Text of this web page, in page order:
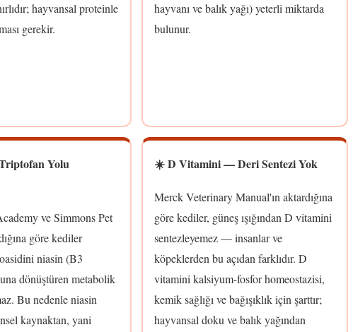
hayvansal proteinle
gerekir.
hayvanı ve balık yağı) yeterli miktarda
bulunur.
Yolu
ve Simmons Pet
göre kediler
niasin (B3
dönüştüren metabolik
Bu nedenle niasin
kaynaktan, yani
☀️ D Vitamini — Deri Sentezi Yok
Merck Veterinary Manual'ın aktardığına
göre kediler, güneş ışığından D vitamini
sentezleyemez — insanlar ve
köpeklerden bu açıdan farklıdır. D
vitamini kalsiyum-fosfor homeostazisi,
kemik sağlığı ve bağışıklık için şarttır;
hayvansal doku ve balık yağından